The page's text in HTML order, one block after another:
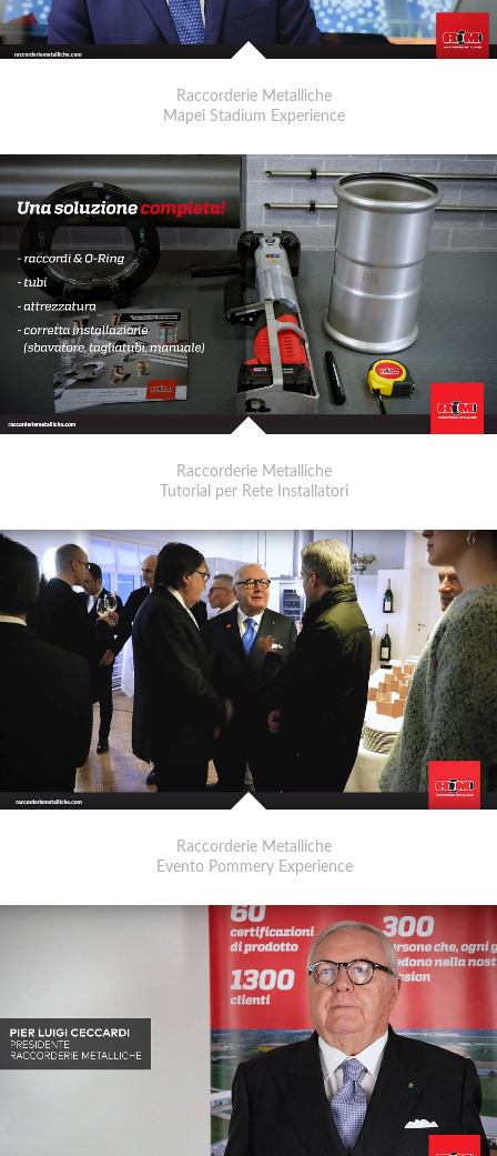
Raccorderie Metalliche
Mapei Stadium Experience
Raccorderie Metalliche
Tutorial per Rete Installatori
Raccorderie Metalliche
Evento Pommery Experience